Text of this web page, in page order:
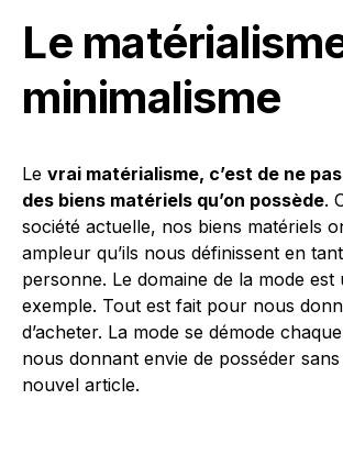
Le
minimalisme
Le vrai matérialisme, c’est de ne
des biens matériels qu’on possède.
société actuelle, nos biens matériels
ampleur qu’ils nous définissent en
personne. Le domaine de la mode est
exemple. Tout est fait pour nous
d’acheter. La mode se démode
nous donnant envie de posséder
nouvel article.